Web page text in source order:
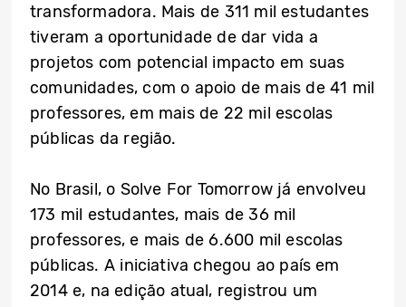
transformadora. Mais de 311 mil estudantes
tiveram a oportunidade de dar vida a
projetos com potencial impacto em suas
comunidades, com o apoio de mais de 41 mil
professores, em mais de 22 mil escolas
públicas da região.
No Brasil, o Solve For Tomorrow já envolveu
173 mil estudantes, mais de 36 mil
professores, e mais de 6.600 mil escolas
públicas. A iniciativa chegou ao país em
2014 e, na edição atual, registrou um